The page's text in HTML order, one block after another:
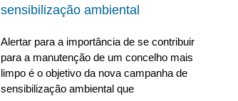
sensibilização ambiental
Alertar para a importância de se contribuir
para a manutenção de um concelho mais
limpo é o objetivo da nova campanha de
sensibilização ambiental que